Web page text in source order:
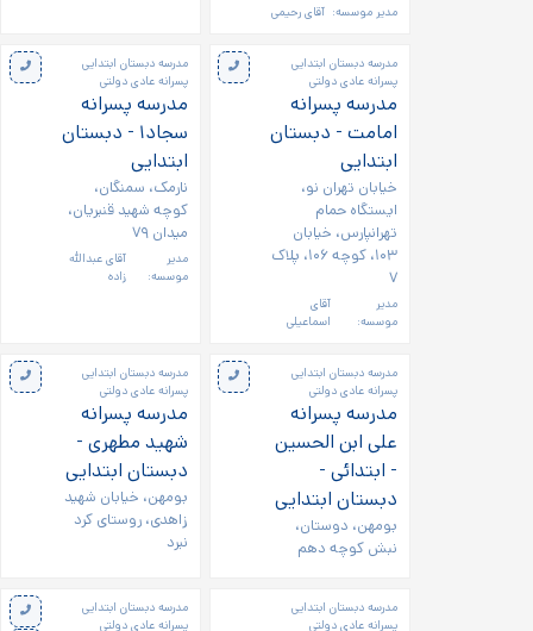
مدیر موسسه: آقای رحیمی
مدرسه دبستان ابتدایی
پسرانه عادی دولتی
مدرسه پسرانه
امامت - دبستان
ابتدایی
خیابان تهران نو،
ایستگاه حمام
تهرانپارس، خیابان
۱۰۳، کوچه ۱۰۶، پلاک
۷
مدیر
موسسه:
آقای
اسماعیلی
مدرسه دبستان ابتدایی
پسرانه عادی دولتی
مدرسه پسرانه
سجاد۱ - دبستان
ابتدایی
نارمک، سمنگان،
کوچه شهید قنبریان،
میدان ۷۹
مدیر
موسسه:
آقای عبدالله
زاده
مدرسه دبستان ابتدایی
پسرانه عادی دولتی
مدرسه پسرانه
علی ابن الحسین
- ابتدائی -
دبستان ابتدایی
بومهن، دوستان،
نبش کوچه دهم
مدرسه دبستان ابتدایی
پسرانه عادی دولتی
مدرسه پسرانه
شهید مطهری -
دبستان ابتدایی
بومهن، خیابان شهید
زاهدی، روستای کرد
نبرد
مدرسه دبستان ابتدایی
پسرانه عادی دولتی
مدرسه دبستان ابتدایی
پسرانه عادی دولتی